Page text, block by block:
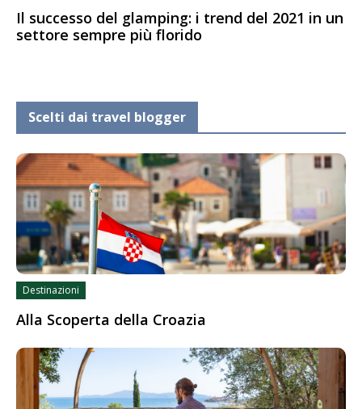
Il successo del glamping: i trend del 2021 in un
settore sempre più florido
Scelti dai travel blogger
Destinazioni
Alla Scoperta della Croazia